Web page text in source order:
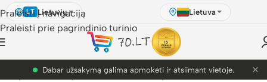
Praleisti į navigaciją
Praleisti prie pagrindinio turinio
LT Lietuvių Lietuva
PETG akcija! Dabar nuo 9.99€. ×
Spausdinimo plastikai/Bambu Lab plastikai/PLA Pure